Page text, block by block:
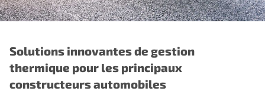
Solutions innovantes de gestion
thermique pour les principaux
constructeurs automobiles